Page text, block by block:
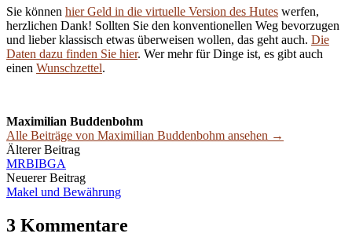
Sie können hier Geld in die virtuelle Version des Hutes werfen,
herzlichen Dank! Sollten Sie den konventionellen Weg bevorzugen
und lieber klassisch etwas überweisen wollen, das geht auch. Die
Daten dazu finden Sie hier. Wer mehr für Dinge ist, es gibt auch
einen Wunschzettel.
Maximilian Buddenbohm
Alle Beiträge von Maximilian Buddenbohm ansehen →
Beitrags-
Navigation
Älterer Beitrag
MRBIBGA
Neuerer Beitrag
Makel und Bewährung
3 Kommentare